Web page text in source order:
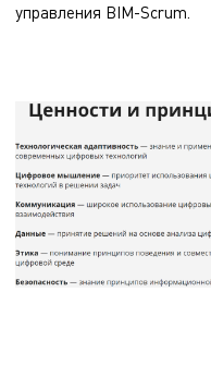
управления BIM-Scrum.